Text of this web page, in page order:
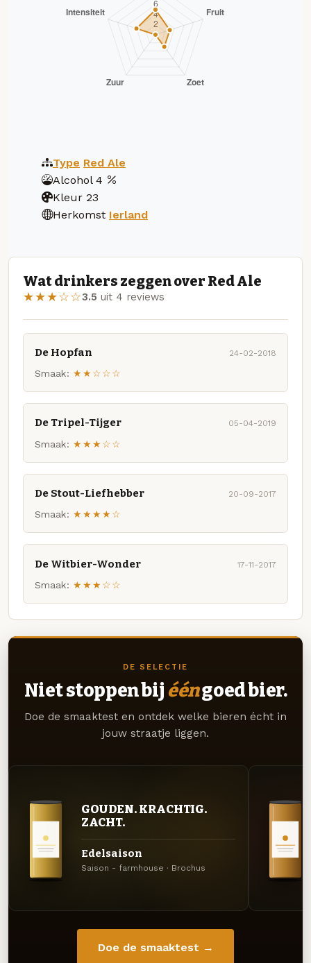
Type Red Ale
Alcohol 4
Kleur 23
Herkomst Ierland
Wat drinkers zeggen over Red Ale
★★★☆☆3.5 uit 4 reviews
De Hopfan 24-02-2018
Smaak: ★★☆☆☆
De Tripel-Tijger 05-04-2019
Smaak: ★★★☆☆
De Stout-Liefhebber 20-09-2017
Smaak: ★★★★☆
De Witbier-Wonder 17-11-2017
Smaak: ★★★☆☆
DE SELECTIE
Niet stoppen bij ééngoed bier.
Doe de smaaktest en ontdek welke bieren écht in
jouw straatje liggen.
GOUDEN. KRACHTIG.
ZACHT.
Edelsaison
Saison - farmhouse · Brochus
Doe de smaaktest →